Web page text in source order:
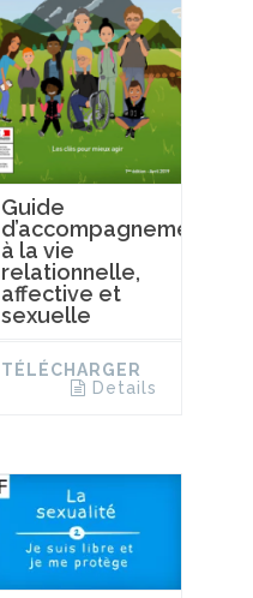
Guide
d’accompagnement
à la vie
relationnelle,
affective et
sexuelle
TÉLÉCHARGER
Details